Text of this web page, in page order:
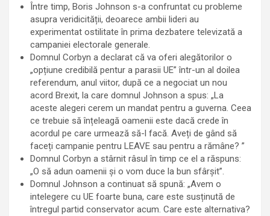
Între timp, Boris Johnson s-a confruntat cu probleme
asupra veridicității, deoarece ambii lideri au
experimentat ostilitate în prima dezbatere televizată a
campaniei electorale generale.
Domnul Corbyn a declarat că va oferi alegătorilor o
„opțiune credibilă pentur a parasii UE” într-un al doilea
referendum, anul viitor, după ce a negociat un nou
acord Brexit, la care domnul Johnson a spus: „La
aceste alegeri cerem un mandat pentru a guverna. Ceea
ce trebuie să înțeleagă oamenii este dacă crede în
acordul pe care urmează să-l facă. Aveți de gând să
faceți campanie pentru LEAVE sau pentru a rămâne? ”
Domnul Corbyn a stârnit râsul în timp ce el a răspuns:
„O să adun oamenii și o vom duce la bun sfârșit”.
Domnul Johnson a continuat să spună: „Avem o
intelegere cu UE foarte buna, care este susținută de
întregul partid conservator acum. Care este alternativa?